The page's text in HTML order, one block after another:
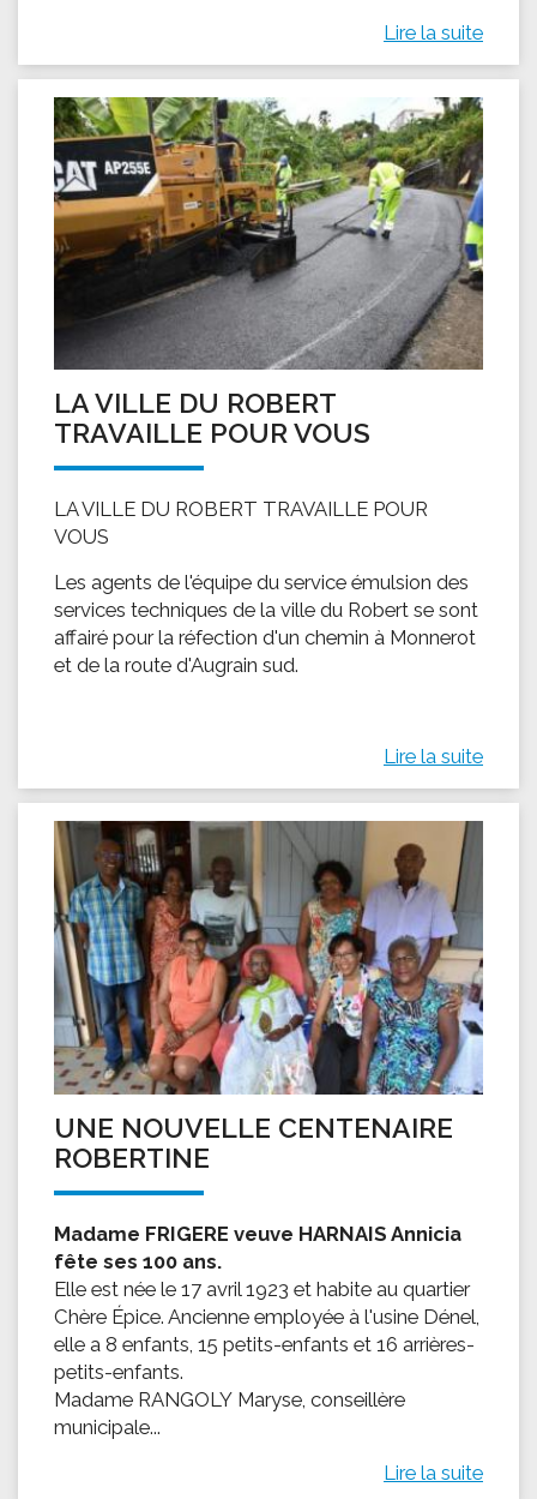
Lire la suite
LA VILLE DU ROBERT
TRAVAILLE POUR VOUS
LA VILLE DU ROBERT TRAVAILLE POUR
VOUS
Les agents de l'équipe du service émulsion des
services techniques de la ville du Robert se sont
affairé pour la réfection d'un chemin à Monnerot
et de la route d'Augrain sud.
Lire la suite
UNE NOUVELLE CENTENAIRE
ROBERTINE
Madame FRIGERE veuve HARNAIS Annicia
fête ses 100 ans.
Elle est née le 17 avril 1923 et habite au quartier
Chère Épice. Ancienne employée à l'usine Dénel,
elle a 8 enfants, 15 petits-enfants et 16 arrières-
petits-enfants.
Madame RANGOLY Maryse, conseillère
municipale...
Lire la suite